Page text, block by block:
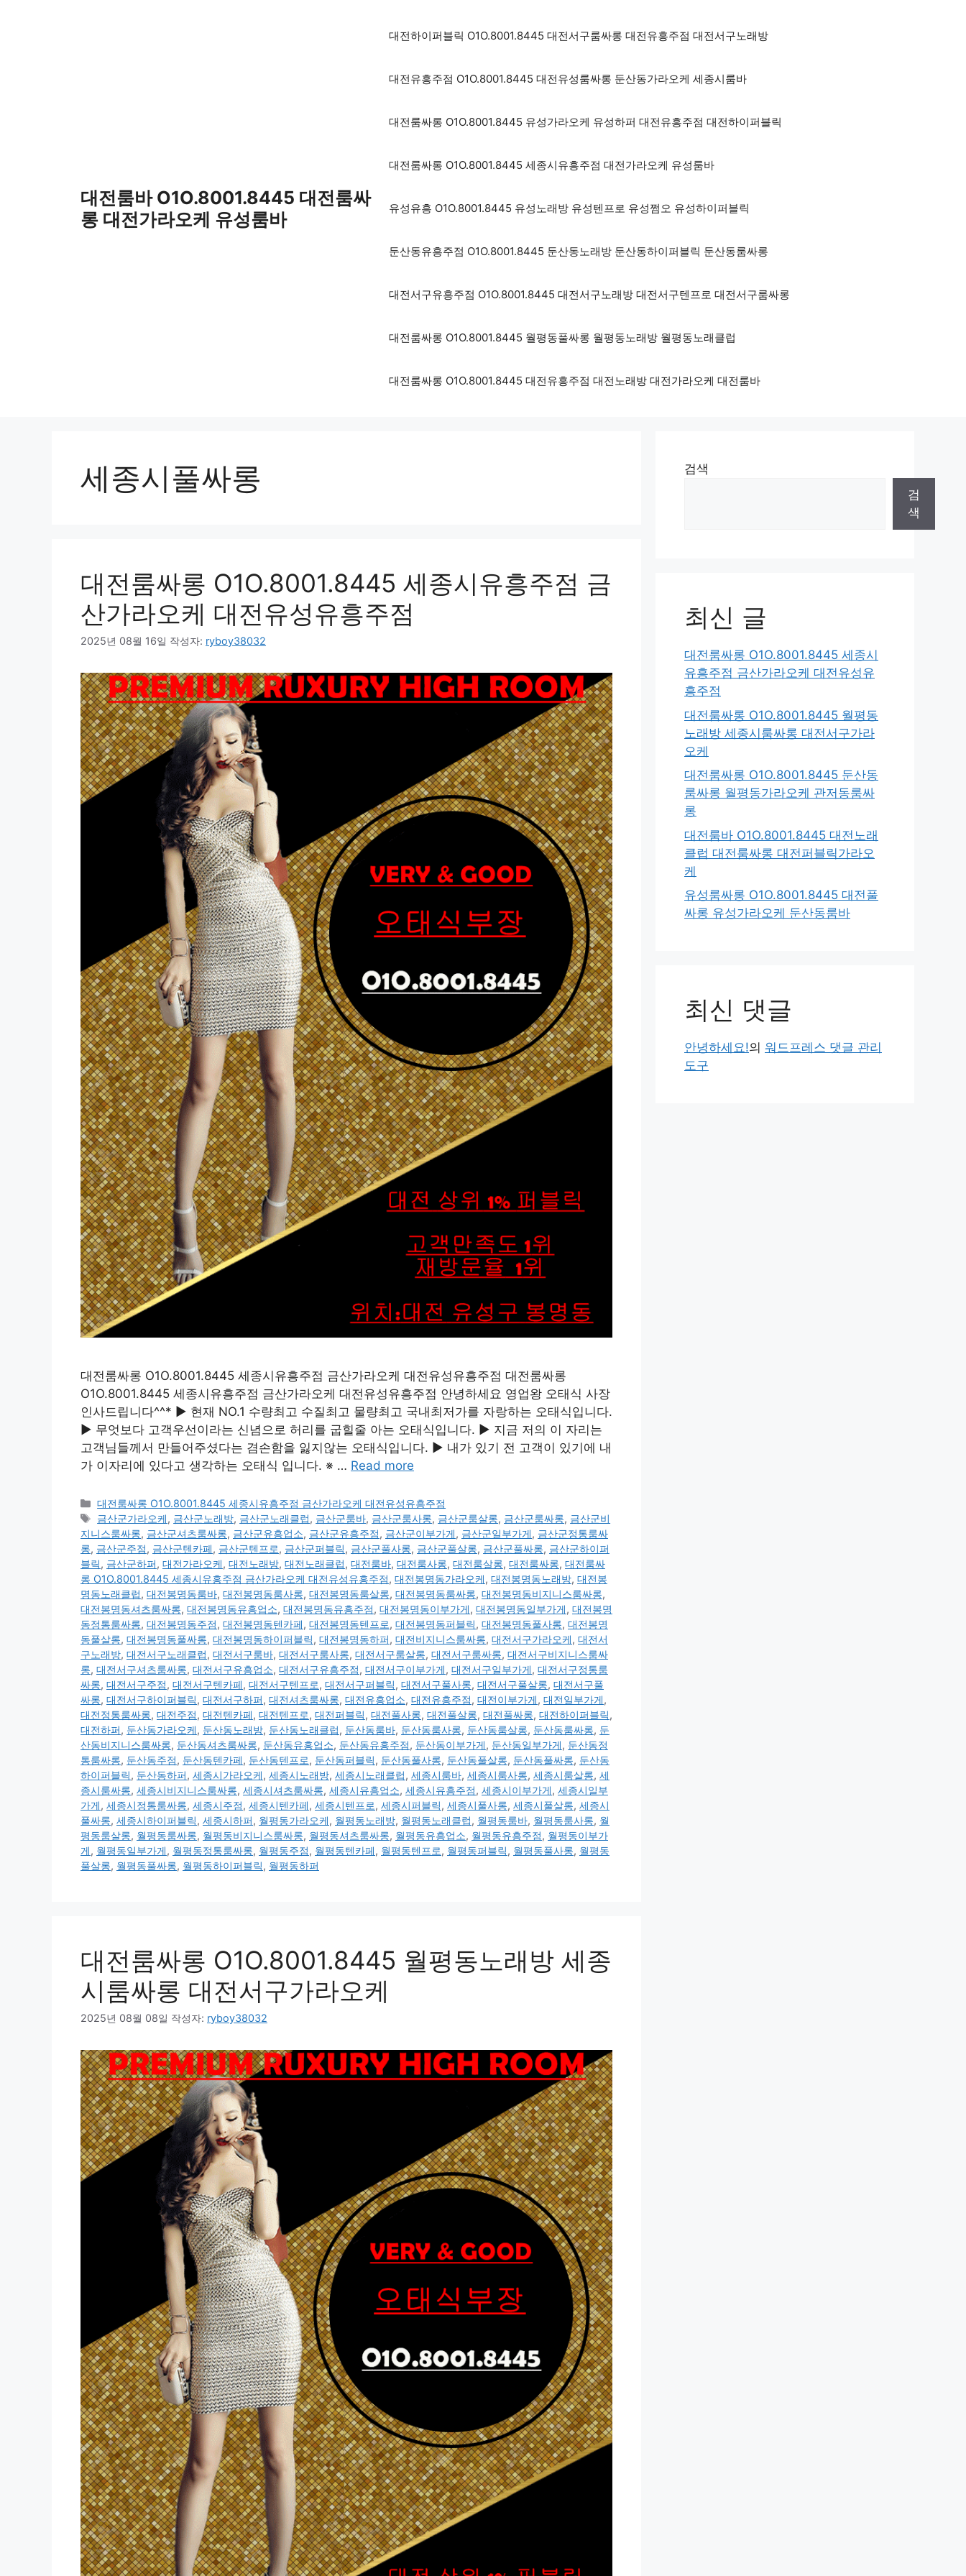
대전룸바 O1O.8001.8445 대전룸싸
롱 대전가라오케 유성룸바
대전하이퍼블릭 O1O.8001.8445 대전서구룸싸롱 대전유흥주점 대전서구노래방
대전유흥주점 O1O.8001.8445 대전유성룸싸롱 둔산동가라오케 세종시룸바
대전룸싸롱 O1O.8001.8445 유성가라오케 유성하퍼 대전유흥주점 대전하이퍼블릭
대전룸싸롱 O1O.8001.8445 세종시유흥주점 대전가라오케 유성룸바
유성유흥 O1O.8001.8445 유성노래방 유성텐프로 유성쩜오 유성하이퍼블릭
둔산동유흥주점 O1O.8001.8445 둔산동노래방 둔산동하이퍼블릭 둔산동룸싸롱
대전서구유흥주점 O1O.8001.8445 대전서구노래방 대전서구텐프로 대전서구룸싸롱
대전룸싸롱 O1O.8001.8445 월평동풀싸롱 월평동노래방 월평동노래클럽
대전룸싸롱 O1O.8001.8445 대전유흥주점 대전노래방 대전가라오케 대전룸바
세종시풀싸롱
대전룸싸롱 O1O.8001.8445 세종시유흥주점 금
산가라오케 대전유성유흥주점
2025년 08월 16일 작성자: ryboy38032
대전룸싸롱 O1O.8001.8445 세종시유흥주점 금산가라오케 대전유성유흥주점 대전룸싸롱
O1O.8001.8445 세종시유흥주점 금산가라오케 대전유성유흥주점 안녕하세요 영업왕 오태식 사장
인사드립니다^^* ▶ 현재 NO.1 수량최고 수질최고 물량최고 국내최저가를 자랑하는 오태식입니다.
▶ 무엇보다 고객우선이라는 신념으로 허리를 굽힐줄 아는 오태식입니다. ▶ 지금 저의 이 자리는
고객님들께서 만들어주셨다는 겸손함을 잃지않는 오태식입니다. ▶ 내가 있기 전 고객이 있기에 내
가 이자리에 있다고 생각하는 오태식 입니다. ※ … Read more
카
테
고
리
대전룸싸롱 O1O.8001.8445 세종시유흥주점 금산가라오케 대전유성유흥주점
태
그
금산군가라오케, 금산군노래방, 금산군노래클럽, 금산군룸바, 금산군룸사롱, 금산군룸살롱, 금산군룸싸롱, 금산군비
지니스룸싸롱, 금산군셔츠룸싸롱, 금산군유흥업소, 금산군유흥주점, 금산군이부가게, 금산군일부가게, 금산군정통룸싸
롱, 금산군주점, 금산군텐카페, 금산군텐프로, 금산군퍼블릭, 금산군풀사롱, 금산군풀살롱, 금산군풀싸롱, 금산군하이퍼
블릭, 금산군하퍼, 대전가라오케, 대전노래방, 대전노래클럽, 대전룸바, 대전룸사롱, 대전룸살롱, 대전룸싸롱, 대전룸싸
롱 O1O.8001.8445 세종시유흥주점 금산가라오케 대전유성유흥주점, 대전봉명동가라오케, 대전봉명동노래방, 대전봉
명동노래클럽, 대전봉명동룸바, 대전봉명동룸사롱, 대전봉명동룸살롱, 대전봉명동룸싸롱, 대전봉명동비지니스룸싸롱,
대전봉명동셔츠룸싸롱, 대전봉명동유흥업소, 대전봉명동유흥주점, 대전봉명동이부가게, 대전봉명동일부가게, 대전봉명
동정통룸싸롱, 대전봉명동주점, 대전봉명동텐카페, 대전봉명동텐프로, 대전봉명동퍼블릭, 대전봉명동풀사롱, 대전봉명
동풀살롱, 대전봉명동풀싸롱, 대전봉명동하이퍼블릭, 대전봉명동하퍼, 대전비지니스룸싸롱, 대전서구가라오케, 대전서
구노래방, 대전서구노래클럽, 대전서구룸바, 대전서구룸사롱, 대전서구룸살롱, 대전서구룸싸롱, 대전서구비지니스룸싸
롱, 대전서구셔츠룸싸롱, 대전서구유흥업소, 대전서구유흥주점, 대전서구이부가게, 대전서구일부가게, 대전서구정통룸
싸롱, 대전서구주점, 대전서구텐카페, 대전서구텐프로, 대전서구퍼블릭, 대전서구풀사롱, 대전서구풀살롱, 대전서구풀
싸롱, 대전서구하이퍼블릭, 대전서구하퍼, 대전셔츠룸싸롱, 대전유흥업소, 대전유흥주점, 대전이부가게, 대전일부가게,
대전정통룸싸롱, 대전주점, 대전텐카페, 대전텐프로, 대전퍼블릭, 대전풀사롱, 대전풀살롱, 대전풀싸롱, 대전하이퍼블릭,
대전하퍼, 둔산동가라오케, 둔산동노래방, 둔산동노래클럽, 둔산동룸바, 둔산동룸사롱, 둔산동룸살롱, 둔산동룸싸롱, 둔
산동비지니스룸싸롱, 둔산동셔츠룸싸롱, 둔산동유흥업소, 둔산동유흥주점, 둔산동이부가게, 둔산동일부가게, 둔산동정
통룸싸롱, 둔산동주점, 둔산동텐카페, 둔산동텐프로, 둔산동퍼블릭, 둔산동풀사롱, 둔산동풀살롱, 둔산동풀싸롱, 둔산동
하이퍼블릭, 둔산동하퍼, 세종시가라오케, 세종시노래방, 세종시노래클럽, 세종시룸바, 세종시룸사롱, 세종시룸살롱, 세
종시룸싸롱, 세종시비지니스룸싸롱, 세종시셔츠룸싸롱, 세종시유흥업소, 세종시유흥주점, 세종시이부가게, 세종시일부
가게, 세종시정통룸싸롱, 세종시주점, 세종시텐카페, 세종시텐프로, 세종시퍼블릭, 세종시풀사롱, 세종시풀살롱, 세종시
풀싸롱, 세종시하이퍼블릭, 세종시하퍼, 월평동가라오케, 월평동노래방, 월평동노래클럽, 월평동룸바, 월평동룸사롱, 월
평동룸살롱, 월평동룸싸롱, 월평동비지니스룸싸롱, 월평동셔츠룸싸롱, 월평동유흥업소, 월평동유흥주점, 월평동이부가
게, 월평동일부가게, 월평동정통룸싸롱, 월평동주점, 월평동텐카페, 월평동텐프로, 월평동퍼블릭, 월평동풀사롱, 월평동
풀살롱, 월평동풀싸롱, 월평동하이퍼블릭, 월평동하퍼
대전룸싸롱 O1O.8001.8445 월평동노래방 세종
시룸싸롱 대전서구가라오케
2025년 08월 08일 작성자: ryboy38032
검색
검
색
최신 글
대전룸싸롱 O1O.8001.8445 세종시
유흥주점 금산가라오케 대전유성유
흥주점
대전룸싸롱 O1O.8001.8445 월평동
노래방 세종시룸싸롱 대전서구가라
오케
대전룸싸롱 O1O.8001.8445 둔산동
룸싸롱 월평동가라오케 관저동룸싸
롱
대전룸바 O1O.8001.8445 대전노래
클럽 대전룸싸롱 대전퍼블릭가라오
케
유성룸싸롱 O1O.8001.8445 대전풀
싸롱 유성가라오케 둔산동룸바
최신 댓글
안녕하세요!의 워드프레스 댓글 관리
도구